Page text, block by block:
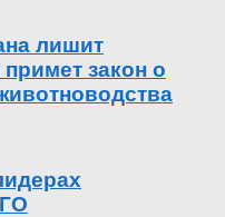
лишит
закон о